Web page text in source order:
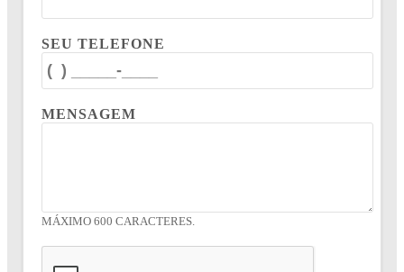
SEU TELEFONE
MENSAGEM
MÁXIMO 600 CARACTERES.